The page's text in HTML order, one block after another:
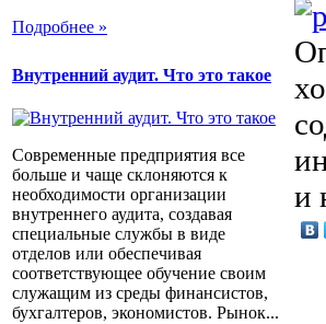
Подробнее »
Внутренний аудит. Что это такое
Современные предприятия все
больше и чаще склоняются к
необходимости организации
внутреннего аудита, создавая
специальные службы в виде
отделов или обеспечивая
соответствующее обучение своим
служащим из среды финансистов,
бухгалтеров, экономистов. Рынок...
и